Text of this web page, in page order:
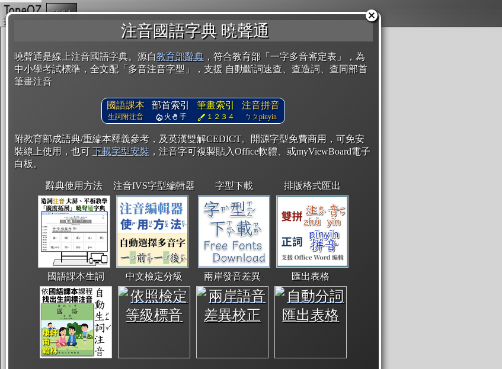
注音國語字典 曉聲通
曉聲通是線上注音國語字典。源自教育部辭典 ，符合教育部「一字多音審定表」，為
中小學考試標準，全文配「多音注音字型」，支援 自動斷詞速查、查造詞、查同部首
筆畫注音
國語課本
生詞附注音
部首索引
火 手
筆畫索引
１２３４
注音拼音
ㄅㄆpinyin
附教育部成語典/重編本釋義參考，及英漢雙解CEDICT。開源字型免費商用，可免安
裝線上使用，也可 下載字型安裝 ，注音字可複製貼入Office軟體、或myViewBoard電子
白板。
辭典使用方法 注音IVS字型編輯器 字型下載 排版格式匯出
國語課本生詞 中文檢定分級 兩岸發音差異 匯出表格
複製